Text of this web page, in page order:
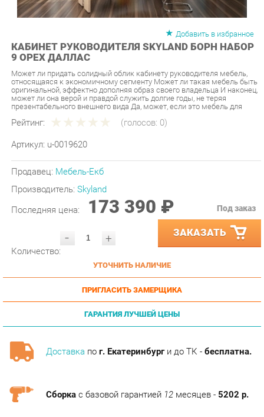
КАБИНЕТ РУКОВОДИТЕЛЯ SKYLAND БОРН НАБОР
9 ОРЕХ ДАЛЛАС
Может ли придать солидный облик кабинету руководителя мебель,
оригинальной, эффектно дополняя образ своего владельца И наконец,
может ли она верой и правдой служить долгие годы, не теряя
презентабельного внешнего вида Да, может, если это мебель для
Рейтинг: (голосов:0)
Артикул: u-0019620
Производитель:Skyland
Последняя цена: 173 390 ₽
- ЗАКАЗАТЬ
УТОЧНИТЬ НАЛИЧИЕ
ПРИГЛАСИТЬ ЗАМЕРЩИКА
ГАРАНТИЯ ЛУЧШЕЙ ЦЕНЫ
Доставкапог. Екатеринбурги до ТК -бесплатна.